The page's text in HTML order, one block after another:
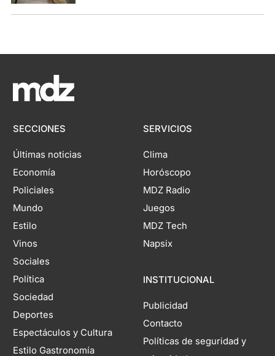
SECCIONES
Últimas noticias
Economía
Policiales
Mundo
Estilo
Vinos
Sociales
Política
Sociedad
Deportes
Espectáculos y Cultura
Estilo Gastronomía
SERVICIOS
Clima
Horóscopo
MDZ Radio
Juegos
MDZ Tech
Napsix
INSTITUCIONAL
Publicidad
Contacto
Políticas de seguridad y